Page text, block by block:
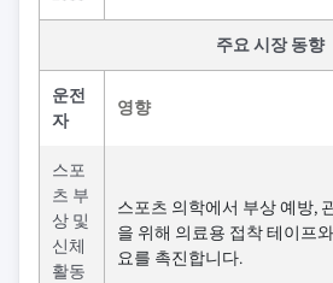
주요 시장 동향
운전
자
영향
스포
츠 부
상 및
신체
활동
스포츠 의학에서 부상 예방,
을 위해 의료용 접착 테이프
요를 촉진합니다.